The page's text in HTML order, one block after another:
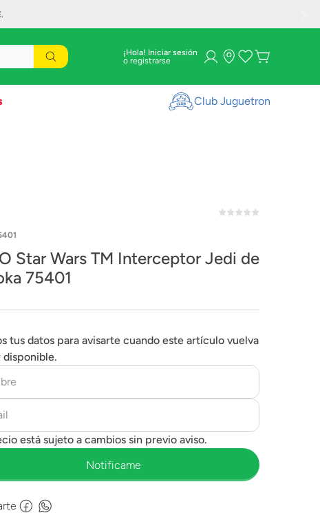
¡Hola! Iniciar sesión
Club Juguetron
Star Wars TM Interceptor Jedi de
75401
tus datos para avisarte cuando este artículo vuelva
disponible.